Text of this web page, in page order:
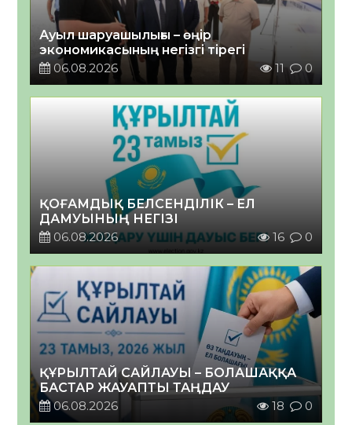
Ауыл шаруашылығы – өңір
экономикасының негізгі тірегі
06.08.2026
11 0
ҚОҒАМДЫҚ БЕЛСЕНДІЛІК – ЕЛ
ДАМУЫНЫҢ НЕГІЗІ
06.08.2026
16 0
ҚҰРЫЛТАЙ САЙЛАУЫ – БОЛАШАҚҚА
БАСТАР ЖАУАПТЫ ТАҢДАУ
06.08.2026
18 0